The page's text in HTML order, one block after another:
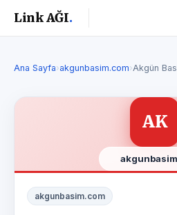
Link AĞI.
Ana Sayfa›akgunbasim.com›Akgün
AK
akgunbasim.com